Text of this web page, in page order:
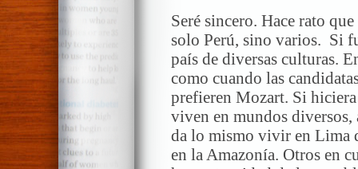
Seré sincero. Hace rato
solo Perú, sino varios. Si
país de diversas culturas.
como cuando las
prefieren Mozart. Si
viven en mundos
da lo mismo vivir en Lima
en la Amazonía. Otros en